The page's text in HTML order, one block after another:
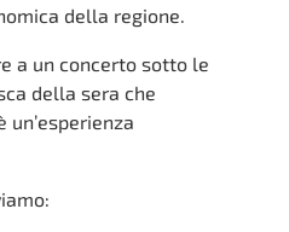
della regione.
a un concerto sotto le
della sera che
un’esperienza